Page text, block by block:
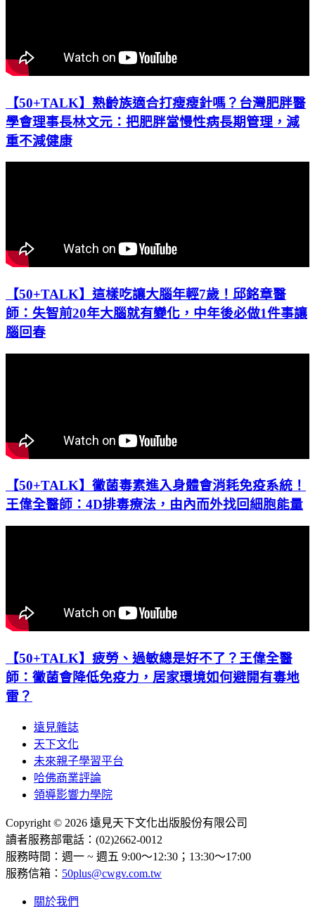
【50+TALK】熟齡族適合打瘦瘦針嗎？台灣肥胖醫
學會理事長林文元：把肥胖當慢性病長期管理，減
重不減健康
【50+TALK】這樣吃讓大腦年輕7歲！邱銘章醫
師：失智前20年大腦就有變化，中年後必做1件事讓
腦回春
【50+TALK】黴菌毒素進入身體會消耗免疫系統！
王偉全醫師：4D排毒療法，由內而外找回細胞能量
【50+TALK】疲勞、過敏總是好不了？王偉全醫
師：黴菌會降低免疫力，居家環境如何避開有毒地
雷？
遠見雜誌
天下文化
未來親子學習平台
哈佛商業評論
領導影響力學院
Copyright © 2026 遠見天下文化出版股份有限公司
讀者服務部電話：(02)2662-0012
服務時間：週一 ~ 週五 9:00～12:30；13:30～17:00
服務信箱： 50plus@cwgv.com.tw
關於我們